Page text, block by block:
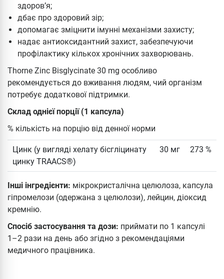
здоров’я;
дбає про здоровий зір;
допомагає зміцнити імунні механізми захисту;
надає антиоксидантний захист, забезпечуючи
профілактику кількох хронічних захворювань.
Thorne Zinc Bisglycinate 30 mg особливо
рекомендується до вживання людям, чий організм
потребує додаткової підтримки.
Склад однієї порції (1 капсула)
% кількість на порцію від денної норми
Цинк (у вигляді хелату бісгліцинату
цинку TRAACS®)
30 мг 273 %
Інші інгредієнти: мікрокристалічна целюлоза, капсула
гіпромелози (одержана з целюлози), лейцин, діоксид
кремнію.
Спосіб застосування та дози: приймати по 1 капсулі
1–2 рази на день або згідно з рекомендаціями
медичного працівника.